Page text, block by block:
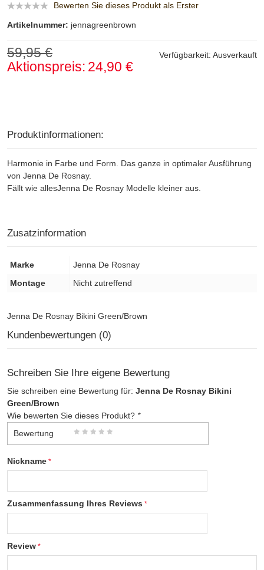
Bewerten Sie dieses Produkt als Erster
Artikelnummer: jennagreenbrown
Verfügbarkeit: Ausverkauft
59,95 €
Aktionspreis: 24,90 €
Produktinformationen:
Harmonie in Farbe und Form. Das ganze in optimaler Ausführung
von Jenna De Rosnay.
Fällt wie allesJenna De Rosnay Modelle kleiner aus.
Zusatzinformation
Marke
Jenna De Rosnay
Montage
Nicht zutreffend
Jenna De Rosnay Bikini Green/Brown
Kundenbewertungen (0)
Schreiben Sie Ihre eigene Bewertung
Sie schreiben eine Bewertung für: Jenna De Rosnay Bikini
Green/Brown
Wie bewerten Sie dieses Produkt? *
Bewertung
Nickname
Zusammenfassung Ihres Reviews
Review